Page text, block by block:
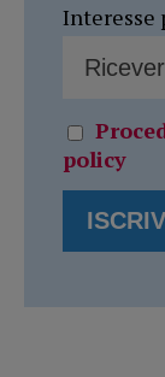
Interesse
policy